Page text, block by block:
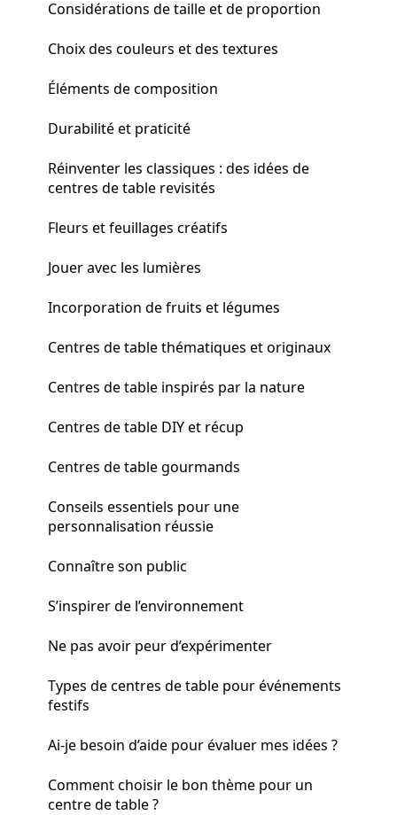
Considérations de taille et de proportion
Choix des couleurs et des textures
Éléments de composition
Durabilité et praticité
Réinventer les classiques : des idées de
centres de table revisités
Fleurs et feuillages créatifs
Jouer avec les lumières
Incorporation de fruits et légumes
Centres de table thématiques et originaux
Centres de table inspirés par la nature
Centres de table DIY et récup
Centres de table gourmands
Conseils essentiels pour une
personnalisation réussie
Connaître son public
S’inspirer de l’environnement
Ne pas avoir peur d’expérimenter
Types de centres de table pour événements
festifs
Ai-je besoin d’aide pour évaluer mes idées ?
Comment choisir le bon thème pour un
centre de table ?